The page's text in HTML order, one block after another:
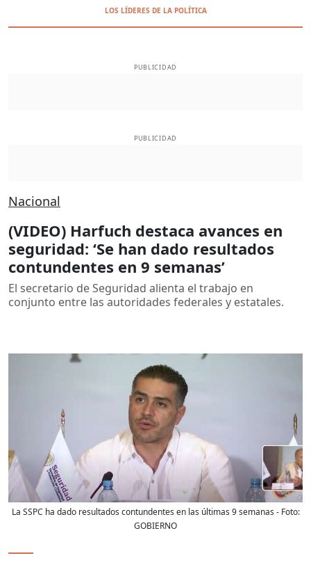
LOS LÍDERES DE LA POLÍTICA
PUBLICIDAD
PUBLICIDAD
Nacional
(VIDEO) Harfuch destaca avances en
seguridad: ‘Se han dado resultados
contundentes en 9 semanas’
El secretario de Seguridad alienta el trabajo en
conjunto entre las autoridades federales y estatales.
La SSPC ha dado resultados contundentes en las últimas 9 semanas - Foto:
GOBIERNO